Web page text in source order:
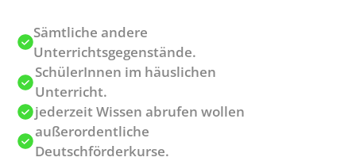
Sämtliche andere
Unterrichtsgegenstände.
SchülerInnen im häuslichen
Unterricht.
jederzeit Wissen abrufen wollen
außerordentliche
Deutschförderkurse.